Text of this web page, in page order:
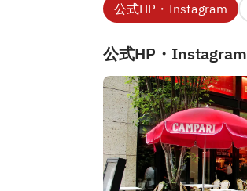
公式HP・Instagram
公式HP・Instagram